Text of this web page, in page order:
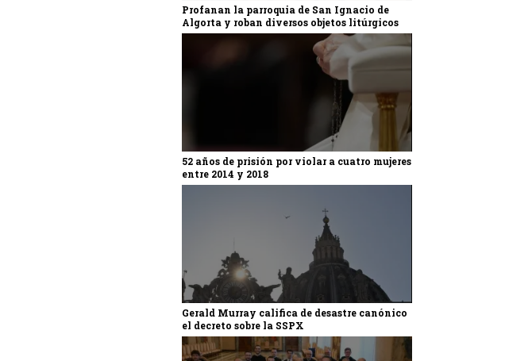
Profanan la parroquia de San Ignacio de
Algorta y roban diversos objetos litúrgicos
52 años de prisión por violar a cuatro mujeres
entre 2014 y 2018
Gerald Murray califica de desastre canónico
el decreto sobre la SSPX